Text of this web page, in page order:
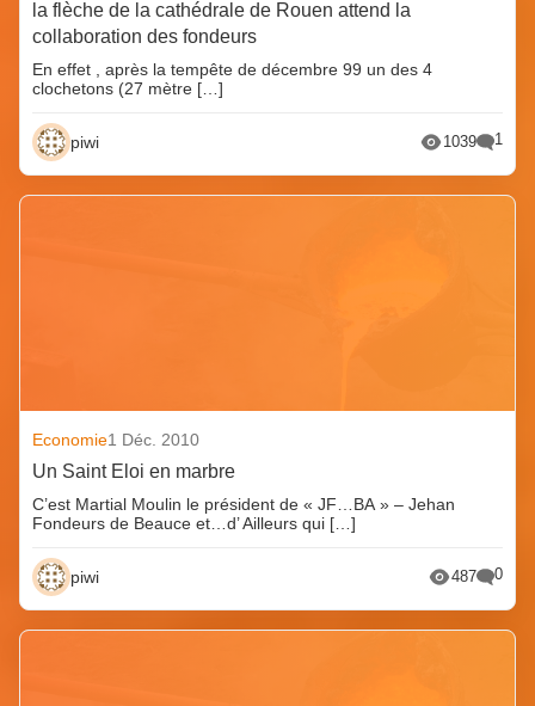
la flèche de la cathédrale de Rouen attend la
collaboration des fondeurs
En effet , après la tempête de décembre 99 un des 4
clochetons (27 mètre […]
piwi 1039 1
Economie1 Déc. 2010
Un Saint Eloi en marbre
C’est Martial Moulin le président de « JF…BA » – Jehan
Fondeurs de Beauce et…d’ Ailleurs qui […]
piwi 487 0